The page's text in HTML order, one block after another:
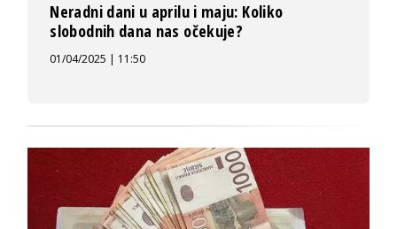
Neradni dani u aprilu i maju: Koliko
slobodnih dana nas očekuje?
01/04/2025 | 11:50